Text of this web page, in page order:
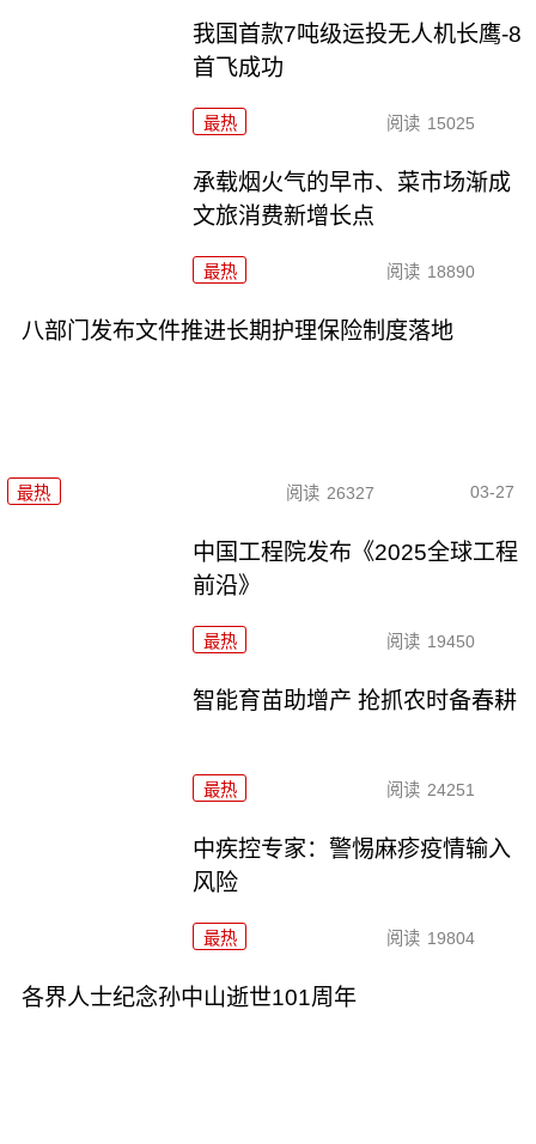
我国首款7吨级运投无人机长鹰-8
首飞成功
最热 阅读 15025
承载烟火气的早市、菜市场渐成
文旅消费新增长点
最热 阅读 18890
八部门发布文件推进长期护理保险制度落地
最热 阅读 26327 03-27
中国工程院发布《2025全球工程
前沿》
最热 阅读 19450
智能育苗助增产 抢抓农时备春耕
最热 阅读 24251
中疾控专家：警惕麻疹疫情输入
风险
最热 阅读 19804
各界人士纪念孙中山逝世101周年